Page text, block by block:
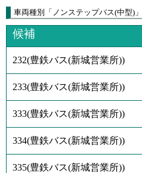
車両種別 「 ノンステップバス(中型) 」
候補
232(豊鉄バス(新城営業所))
233(豊鉄バス(新城営業所))
333(豊鉄バス(新城営業所))
334(豊鉄バス(新城営業所))
335(豊鉄バス(新城営業所))